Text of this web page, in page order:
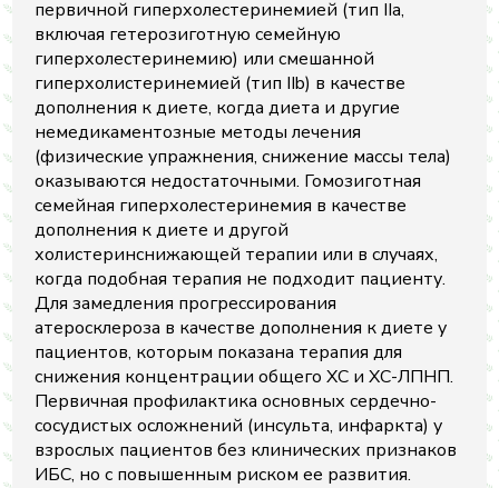
первичной гиперхолестеринемией (тип IIa,
включая гетерозиготную семейную
гиперхолестеринемию) или смешанной
гиперхолистеринемией (тип IIb) в качестве
дополнения к диете, когда диета и другие
немедикаментозные методы лечения
(физические упражнения, снижение массы тела)
оказываются недостаточными. Гомозиготная
семейная гиперхолестеринемия в качестве
дополнения к диете и другой
холистеринснижающей терапии или в случаях,
когда подобная терапия не подходит пациенту.
Для замедления прогрессирования
атеросклероза в качестве дополнения к диете у
пациентов, которым показана терапия для
снижения концентрации общего ХС и ХС-ЛПНП.
Первичная профилактика основных сердечно-
сосудистых осложнений (инсульта, инфаркта) у
взрослых пациентов без клинических признаков
ИБС, но с повышенным риском ее развития.